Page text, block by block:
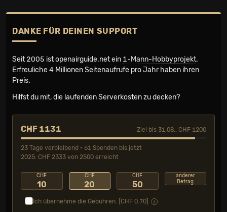
DANKE FÜR DEINEN SUPPORT
Seit 2005 ist openairguide.net ein 1-Mann-Hobbyprojekt.
Erfreuliche 4 Millionen Seiten­aufrufe pro Jahr haben ihren
Preis.
Hilfst du mit, die laufenden Serverkosten zu decken?
CHF 1131 Ziel bis 31.08.: CHF 1200
23 Tage verbleibend • 61 Spenden bis jetzt
2025: CHF 2333 von 2500 erreicht
CHF
10
CHF
20
CHF
50
anderer
Betrag
Ich übernehme die Gebühren. [CHF 0.70